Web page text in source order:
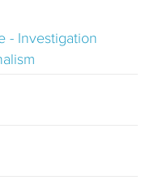
- Investigation